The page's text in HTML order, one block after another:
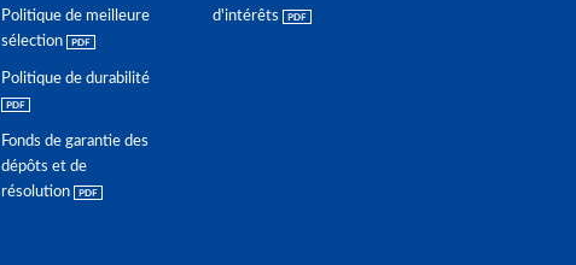
Politique de meilleure
sélection
Politique de durabilité
Fonds de garantie des
dépôts et de
résolution
d'intérêts